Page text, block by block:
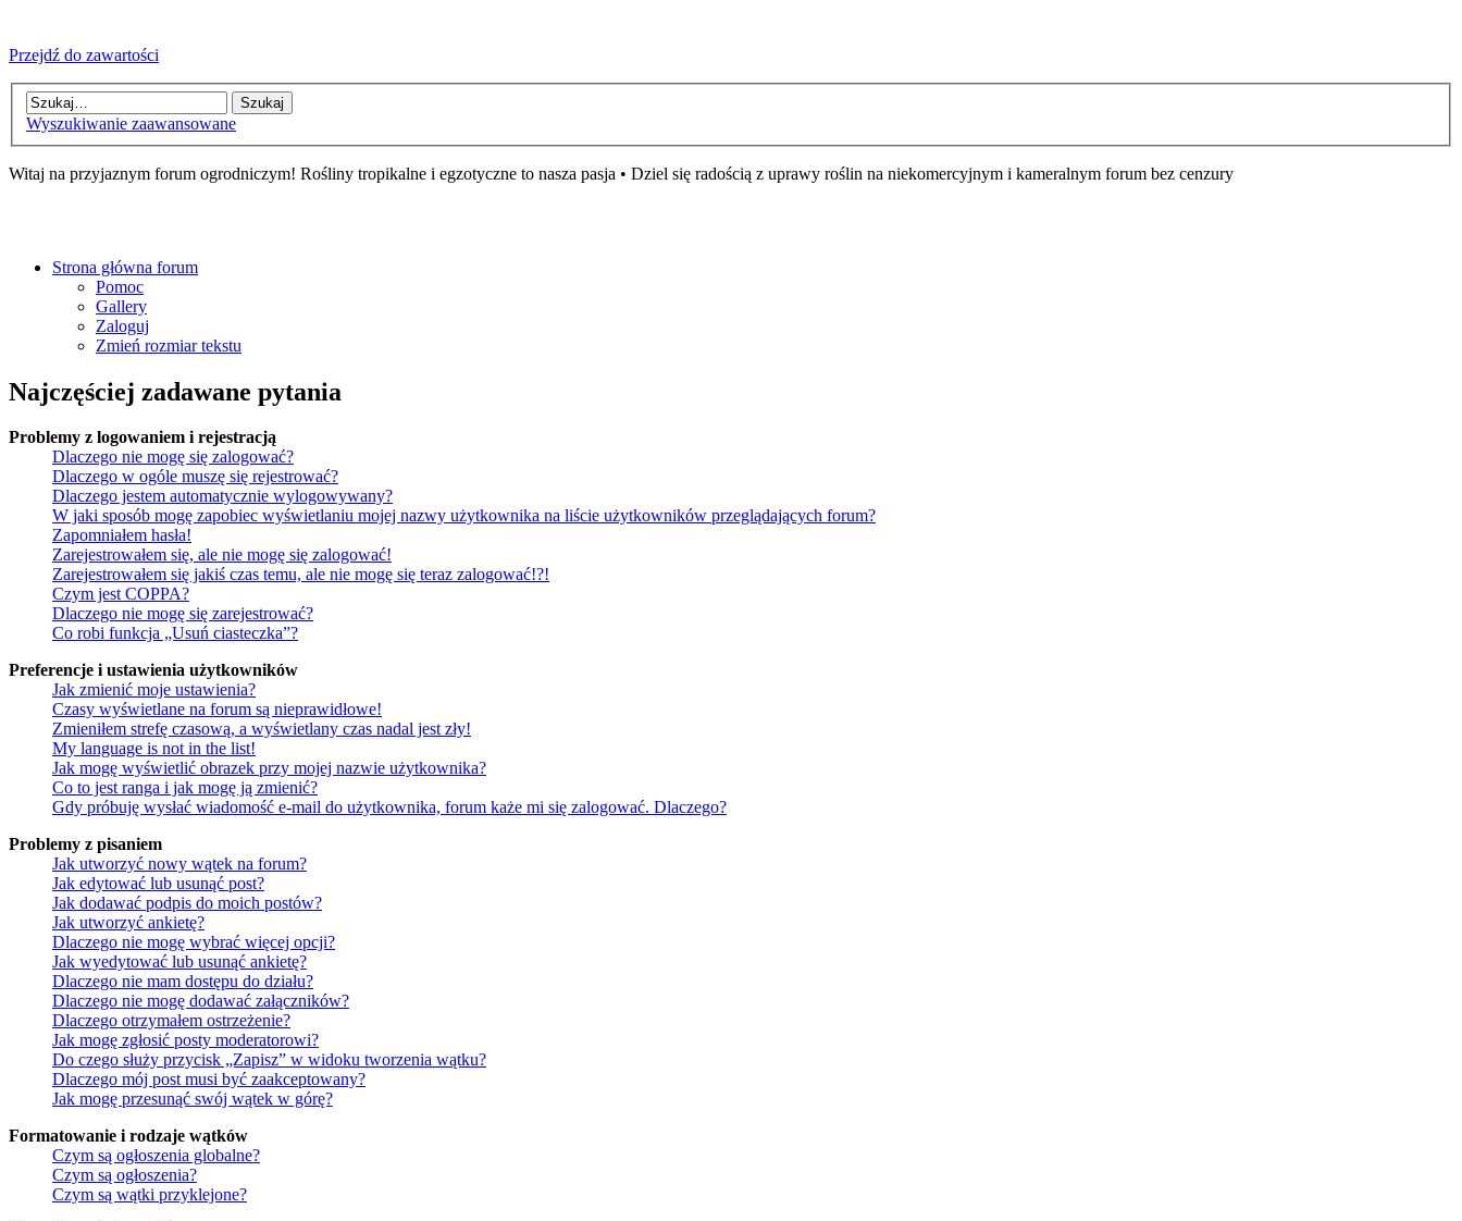
Przejdź do zawartości
Wyszukiwanie zaawansowane
Witaj na przyjaznym forum ogrodniczym! Rośliny tropikalne i egzotyczne to nasza pasja • Dziel się radością z uprawy roślin na niekomercyjnym i kameralnym forum bez cenzury
Strona główna forum
Pomoc
Gallery
Zaloguj
Zmień rozmiar tekstu
Najczęściej zadawane pytania
Problemy z logowaniem i rejestracją
Dlaczego nie mogę się zalogować?
Dlaczego w ogóle muszę się rejestrować?
Dlaczego jestem automatycznie wylogowywany?
W jaki sposób mogę zapobiec wyświetlaniu mojej nazwy użytkownika na liście użytkowników przeglądających forum?
Zapomniałem hasła!
Zarejestrowałem się, ale nie mogę się zalogować!
Zarejestrowałem się jakiś czas temu, ale nie mogę się teraz zalogować!?!
Czym jest COPPA?
Dlaczego nie mogę się zarejestrować?
Co robi funkcja „Usuń ciasteczka”?
Preferencje i ustawienia użytkowników
Jak zmienić moje ustawienia?
Czasy wyświetlane na forum są nieprawidłowe!
Zmieniłem strefę czasową, a wyświetlany czas nadal jest zły!
My language is not in the list!
Jak mogę wyświetlić obrazek przy mojej nazwie użytkownika?
Co to jest ranga i jak mogę ją zmienić?
Gdy próbuję wysłać wiadomość e-mail do użytkownika, forum każe mi się zalogować. Dlaczego?
Problemy z pisaniem
Jak utworzyć nowy wątek na forum?
Jak edytować lub usunąć post?
Jak dodawać podpis do moich postów?
Jak utworzyć ankietę?
Dlaczego nie mogę wybrać więcej opcji?
Jak wyedytować lub usunąć ankietę?
Dlaczego nie mam dostępu do działu?
Dlaczego nie mogę dodawać załączników?
Dlaczego otrzymałem ostrzeżenie?
Jak mogę zgłosić posty moderatorowi?
Do czego służy przycisk „Zapisz” w widoku tworzenia wątku?
Dlaczego mój post musi być zaakceptowany?
Jak mogę przesunąć swój wątek w górę?
Formatowanie i rodzaje wątków
Czym są ogłoszenia globalne?
Czym są ogłoszenia?
Czym są wątki przyklejone?